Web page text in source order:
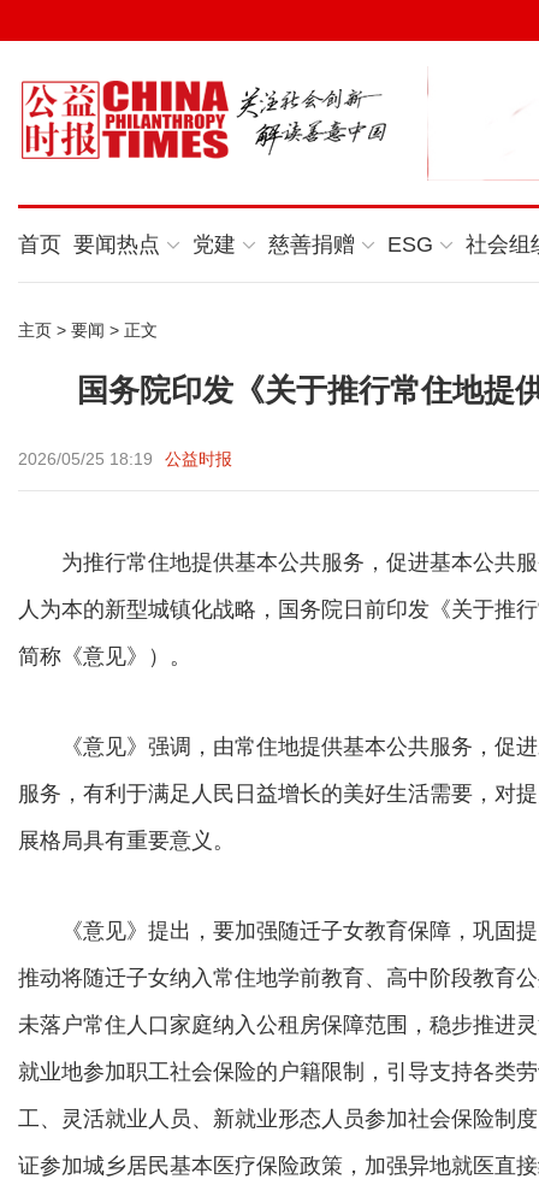
首页 要闻热点 党建 慈善捐赠 ESG 社会组
主页 > 要闻 > 正文
国务院印发《关于推行常住地提
2026/05/25 18:19 公益时报
为推行常住地提供基本公共服务，促进基本公共服
人为本的新型城镇化战略，国务院日前印发《关于推
简称《意见》）。
《意见》强调，由常住地提供基本公共服务，促进
服务，有利于满足人民日益增长的美好生活需要，对
展格局具有重要意义。
《意见》提出，要加强随迁子女教育保障，巩固提
推动将随迁子女纳入常住地学前教育、高中阶段教育
未落户常住人口家庭纳入公租房保障范围，稳步推进
就业地参加职工社会保险的户籍限制，引导支持各类
工、灵活就业人员、新就业形态人员参加社会保险制
证参加城乡居民基本医疗保险政策，加强异地就医直